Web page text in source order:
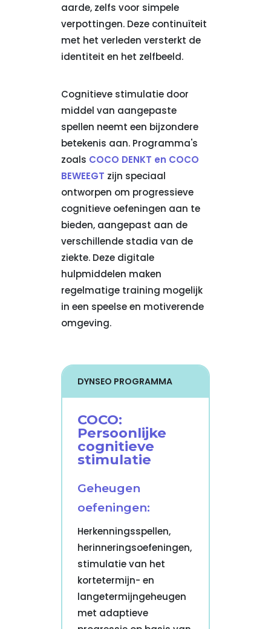
aarde, zelfs voor simpele
verpottingen. Deze continuïteit
met het verleden versterkt de
identiteit en het zelfbeeld.
Cognitieve stimulatie door
middel van aangepaste
spellen neemt een bijzondere
betekenis aan. Programma's
zoals COCO DENKT en COCO
BEWEEGT zijn speciaal
ontworpen om progressieve
cognitieve oefeningen aan te
bieden, aangepast aan de
verschillende stadia van de
ziekte. Deze digitale
hulpmiddelen maken
regelmatige training mogelijk
in een speelse en motiverende
omgeving.
DYNSEO PROGRAMMA
COCO:
Persoonlijke
cognitieve
stimulatie
Geheugen
oefeningen:
Herkenningsspellen,
herinneringsoefeningen,
stimulatie van het
kortetermijn- en
langetermijngeheugen
met adaptieve